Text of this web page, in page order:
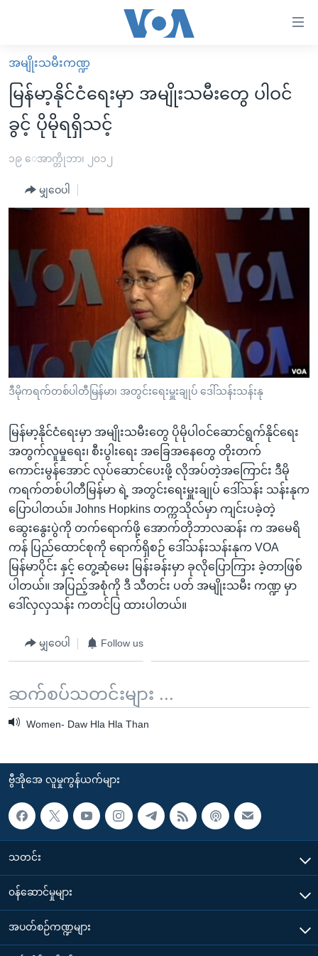
လွယ်ကူ
စေ
သည့်
Link
များ
အကြောင်းအရာ
ကြည့်
ရန်
ပင်မ
စာမျက်နှာ
သို့
ကျော်
ရန်
ရှာဖွေ
ရန်
နေရာ
သို့
ကျော်
ရန်
မူလစာမျက်နှာ
မြန်မာ
ကမ္ဘာ့သတင်းများ
နိုင်ငံတကာ
ရပ်ဝန်းတခု လမ်းတခု အလွန်
အမေရိကန်သုံးအီဒီယံ
မကြေးမုံရဲ့ အင်္ဂလိပ်စာ
ရုပ်ရှင်ထဲက အင်္ဂလိပ်စာ
သုတပဒေသာ အင်္ဂလိပ်စာ
အပတ်စဉ်ကဏ္ဍများ
ရေဒီယို
တီဗွီ
ရေဒီယိုနှင့်ရုပ်သံ အချက်အလက်များ
ရေဒီယို/တီဗွီအစီအစဉ်
Learning English
ဗွီအိုအေ လူမှုကွန်ယက်များ
ဘာသာစကားများ
အမျိုးသမီးကဏ္ဍ
မြန်မာ့နိုင်ငံရေးမှာ အမျိုးသမီးတွေ ပါဝင်
ခွင့် ပိုမိုရရှိသင့်
၁၉ ေအာက္တိုဘာ၊ ၂၀၁၂
မျှဝေပါ
ဒီမိုကရက်တစ်ပါတီမြန်မာ၊ အတွင်းရေးမှူးချုပ် ဒေါ်သန်းသန်းနု
မြန်မာ့နိုင်ငံရေးမှာ အမျိုးသမီးတွေ ပိုမိုပါဝင်ဆောင်ရွက်နိုင်ရေး
အတွက်လူမှုရေး၊ စီးပွါးရေး အခြေအနေတွေ တိုးတက်
ကောင်းမွန်အောင် လုပ်ဆောင်ပေးဖို့ လိုအပ်တဲ့အကြောင်း ဒီမို
ကရက်တစ်ပါတီမြန်မာ ရဲ့ အတွင်းရေးမှူးချုပ် ဒေါ်သန်း သန်းနုက
ပြောပါတယ်။ Johns Hopkins တက္ကသိုလ်မှာ ကျင်းပခဲ့တဲ့
ဆွေးနွေးပွဲကို တက်ရောက်ဖို့ အောက်တိုဘာလဆန်း က အမေရိ
ကန် ပြည်ထောင်စုကို ရောက်ရှိစဉ် ဒေါ်သန်းသန်းနုက VOA
မြန်မာပိုင်း နှင့် တွေ့ဆုံမေး မြန်းခန်းမှာ ခုလိုပြောကြား ခဲ့တာဖြစ်
ပါတယ်။ အပြည့်အစုံကို ဒီ သီတင်း ပတ် အမျိုးသမီး ကဏ္ဍ မှာ
ဒေါ်လှလှသန်း ကတင်ပြ ထားပါတယ်။
မျှဝေပါ Follow us
ဆက်စပ်သတင်းများ ...
Women- Daw Hla Hla Than
ဗွီအိုအေ လူမှုကွန်ယက်များ
သတင်း
၀န်ဆောင်မှုများ
အပတ်စဉ်ကဏ္ဍများ